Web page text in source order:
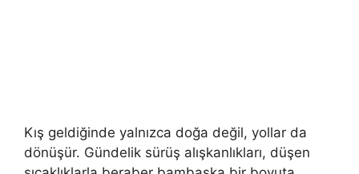
Kış geldiğinde yalnızca doğa değil, yollar da
dönüşür. Gündelik sürüş alışkanlıkları, düşen